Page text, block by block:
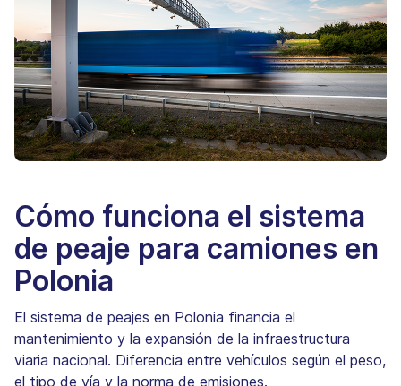
Cómo funciona el sistema
de peaje para camiones en
Polonia
El sistema de peajes en Polonia financia el
mantenimiento y la expansión de la infraestructura
viaria nacional. Diferencia entre vehículos según el peso,
el tipo de vía y la norma de emisiones.